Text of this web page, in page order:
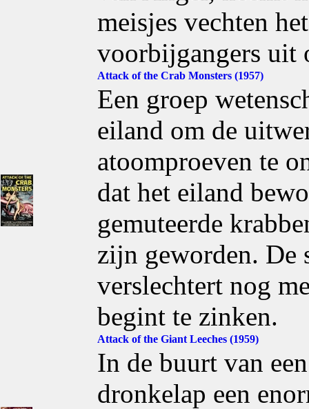
meisjes vechten
voorbijgangers uit
Attack of the Crab Monsters (1957)
Een groep
eiland om de
atoomproeven te
dat het eiland
gemuteerde
zijn geworden. De
verslechtert nog
begint te zinken.
Attack of the Giant Leeches (1959)
In de buurt van
dronkelap een